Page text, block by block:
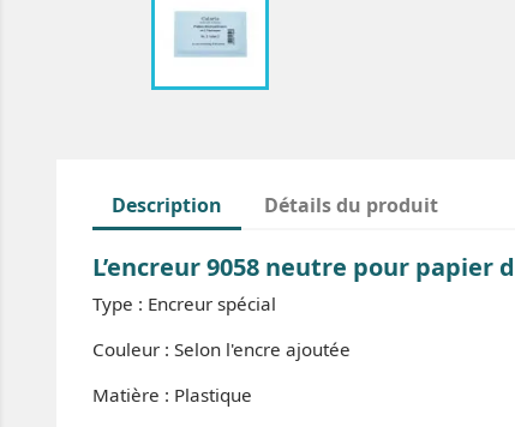
Description Détails du produit
L’encreur 9058 neutre pour papier
Type : Encreur spécial
Couleur : Selon l'encre ajoutée
Matière : Plastique